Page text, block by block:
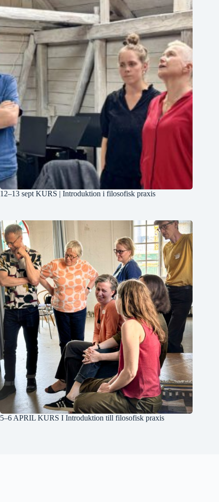
12–13 sept KURS | Introduktion i filosofisk praxis
5–6 APRIL KURS I Introduktion till filosofisk praxis